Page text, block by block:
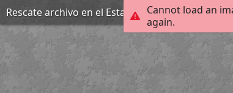
Cannot load an
again.
Rescate archivo en el Estado de Oaxaca